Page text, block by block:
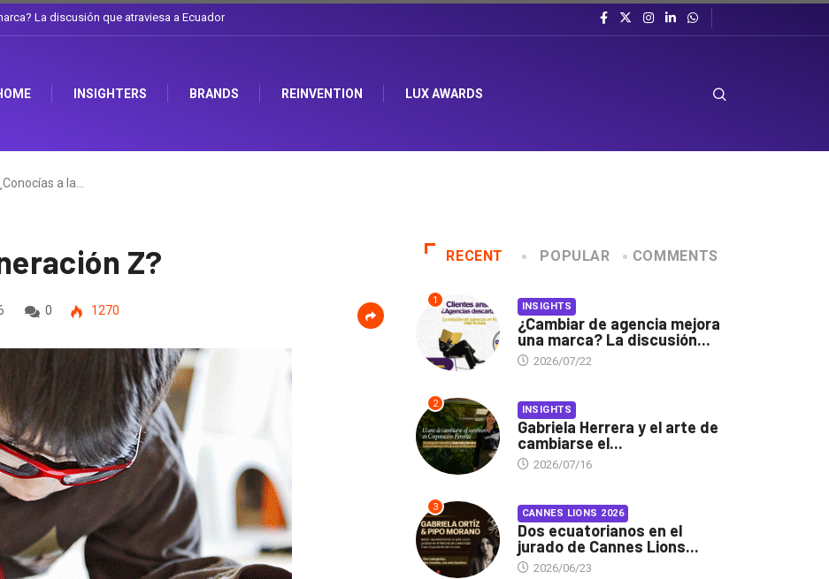
el sombrero en Corporación Favorita
INSIGHTERS BRANDS REINVENTION LUX AWARDS
a la…
Z?
0 1270
RECENT POPULAR COMMENTS
1 INSIGHTS
¿Cambiar de agencia mejora
una marca? La discusión...
2026/07/22
2 INSIGHTS
Gabriela Herrera y el arte de
cambiarse el...
2026/07/16
3 CANNES LIONS 2026
Dos ecuatorianos en el
jurado de Cannes Lions...
2026/06/23